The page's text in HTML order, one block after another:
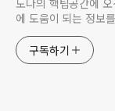
도나의 핵팁공간에
에 도움이 되는 정보
구독하기